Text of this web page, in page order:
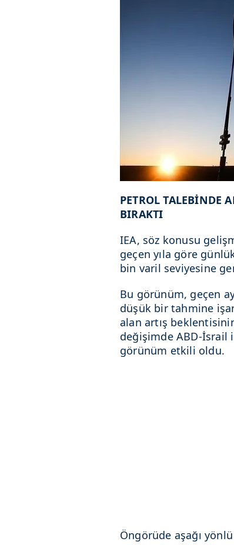
PETROL TALEBİNDE
BIRAKTI
IEA, söz konusu
geçen yıla göre
bin varil seviyesine
Bu görünüm, geçen
düşük bir tahmine
alan artış
değişimde ABD-İsrail
görünüm etkili oldu.
Öngörüde aşağı